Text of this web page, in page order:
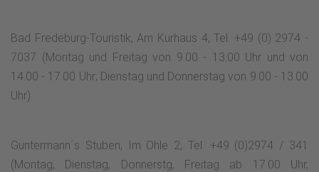
Bad Fredeburg-Touristik, Am Kurhaus 4, Tel. +49 (0) 2974 -
7037 (Montag und Freitag von 9.00 - 13.00 Uhr und von
14.00 - 17.00 Uhr; Dienstag und Donnerstag von 9.00 - 13.00
Uhr)
Guntermann´s Stuben, Im Ohle 2, Tel. +49 (0)2974 / 341
(Montag, Dienstag, Donnerstg, Freitag ab 17.00 Uhr,